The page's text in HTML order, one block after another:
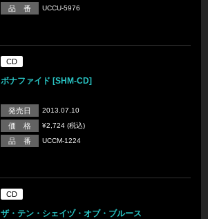
品 番 UCCU-5976
CD
ボナファイド [SHM-CD]
発売日 2013.07.10
価 格 ¥2,724 (税込)
品 番 UCCM-1224
CD
ザ・テン・シェイヅ・オブ・ブルース